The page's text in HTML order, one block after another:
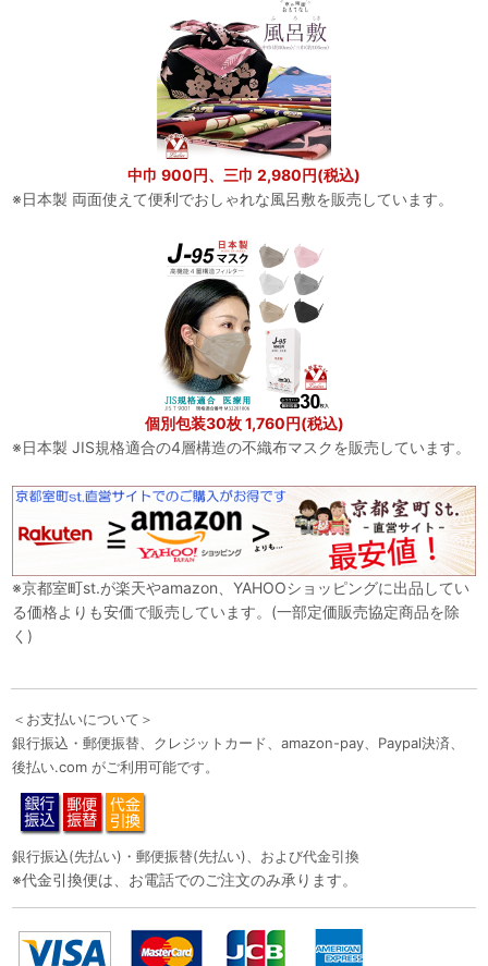
中巾 900円、三巾 2,980円(税込)
※日本製 両面使えて便利でおしゃれな風呂敷を販売しています。
個別包装30枚 1,760円(税込)
※日本製 JIS規格適合の4層構造の不織布マスクを販売しています。
※京都室町st.が楽天やamazon、YAHOOショッピングに出品してい
る価格よりも安価で販売しています。(一部定価販売協定商品を除
く)
＜お支払いについて＞
銀行振込・郵便振替、クレジットカード、amazon-pay、Paypal決済、
後払い.com がご利用可能です。
銀行振込(先払い)・郵便振替(先払い)、および代金引換
※代金引換便は、お電話でのご注文のみ承ります。